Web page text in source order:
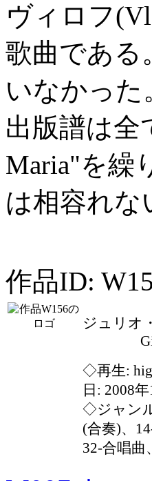
ヴィロフ
歌曲である
いなかった
出版譜は全
Maria"を繰
は相容れな
作品ID:
ジュリオ
Giulio
◇再生:
日: 2008
◇ジャン
(合奏)、
32-合唱曲